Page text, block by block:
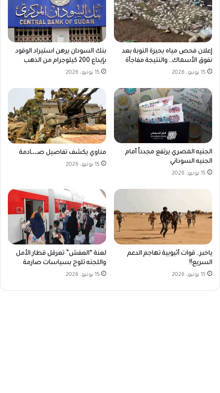
إعلان فحص مياه بحيرة النوبة بعد
نفوق الأسماك.. والنتيجة مفاجأة
15 يونيو، 2026
بنك السودان يرهن استيراد الوقود
بإيداع 200 كيلوجرام من الذهب
15 يونيو، 2026
الجنيه المصري يرتفع مجدداً أمام
الجنيه السوداني
15 يونيو، 2026
مناوي يكشف تفاصيل صـ،،ـادمة
15 يونيو، 2026
ياخبر.. قوات أثيوبية تهاجم الدعم
السريع!!
15 يونيو، 2026
لعنة “العفش” تعرقل قطار الأمل
واللجنه تلوح بسياسات صارمة
15 يونيو، 2026